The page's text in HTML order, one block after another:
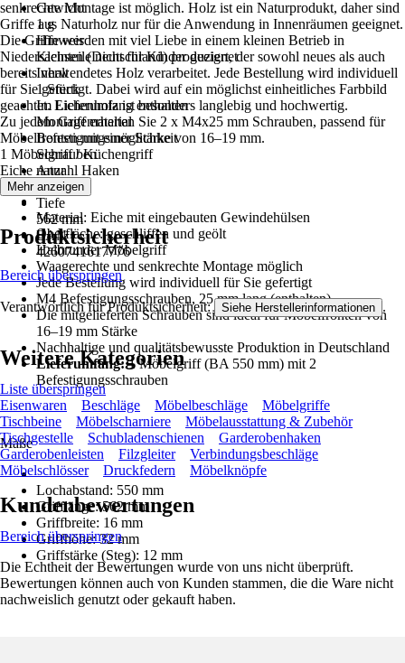
Gewicht
1 g
Hinweis
Kleinteile nicht für Kinder geeignet
Inhalt
1 Stück
Im Lieferumfang enthalten
Montagematerial
Befestigungsmöglichkeit
Schrauben
Anzahl Haken
1 Stück
Tiefe
562 mm
EAN
4260741617776
senkrechte Montage ist möglich. Holz ist ein Naturprodukt, daher sind
Griffe aus Naturholz nur für die Anwendung in Innenräumen geeignet.
Die Griffe werden mit viel Liebe in einem kleinen Betrieb in
Niedersachsen (Deutschland) produziert, der sowohl neues als auch
bereits verwendetes Holz verarbeitet. Jede Bestellung wird individuell
für Sie gefertigt. Dabei wird auf ein möglichst einheitliches Farbbild
geachtet. Eichenholz ist besonders langlebig und hochwertig.
Zu jedem Griff erhalten Sie 2 x M4x25 mm Schrauben, passend für
Möbelfronten mit einer Stärke von 16–19 mm.
1 Möbelgriff / Küchengriff
Eiche natur
Material: Eiche mit eingebauten Gewindehülsen
Oberfläche: geschliffen und geölt
Halbrunder Möbelgriff
Waagerechte und senkrechte Montage möglich
Jede Bestellung wird individuell für Sie gefertigt
M4 Befestigungsschrauben, 25 mm lang (enthalten)
Die mitgelieferten Schrauben sind ideal für Möbelfronten von
16–19 mm Stärke
Nachhaltige und qualitätsbewusste Produktion in Deutschland
Lieferumfang:1 Möbelgriff (BA 550 mm) mit 2
Befestigungsschrauben
Maße
Lochabstand: 550 mm
Grifflänge: 562 mm
Griffbreite: 16 mm
Griffhöhe: 32 mm
Griffstärke (Steg): 12 mm
Mehr anzeigen
Produktsicherheit
Bereich überspringen
Verantwortlich für Produktsicherheit: Siehe Herstellerinformationen .
Weitere Kategorien
Liste überspringen
Eisenwaren
Beschläge Möbelbeschläge
Möbelgriffe
Tischbeine
Möbelscharniere
Möbelausstattung & Zubehör
Tischgestelle
Schubladenschienen
Garderobenhaken
Garderobenleisten
Filzgleiter
Verbindungsbeschläge
Möbelschlösser
Druckfedern Möbelknöpfe
Kundenbewertungen
Bereich überspringen
Die Echtheit der Bewertungen wurde von uns nicht überprüft.
Bewertungen können auch von Kunden stammen, die die Ware nicht
nachweislich genutzt oder gekauft haben.